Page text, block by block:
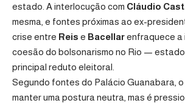
estado. A interlocução com Cláudio
mesma, e fontes próximas ao ex-
crise entre Reis e Bacellarenfraquece a
coesão do bolsonarismo no Rio —
principal reduto eleitoral.
Segundo fontes do Palácio Guanabara,
manter uma postura neutra, mas é